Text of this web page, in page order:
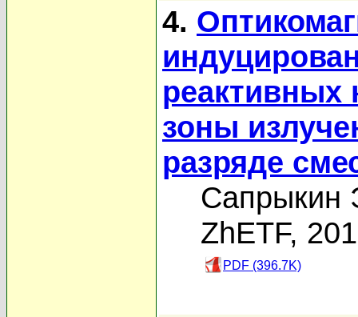
4.
реактивных
зоны
разряде
Сапрыкин
ZhETF,
PDF (396.7K)